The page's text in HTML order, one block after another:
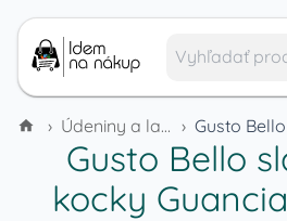
› Údeniny a lahôdky ›
Gusto Bello
kocky